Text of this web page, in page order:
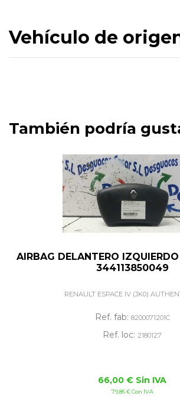
Vehículo de
También podría
AIRBAG DELANTERO
344113850049
RENAULT ESPACE IV (JK0)
Ref. fab: 8200071201C
Ref. loc: 2180127
66,00 € Sin IVA
79,86 € Con IVA